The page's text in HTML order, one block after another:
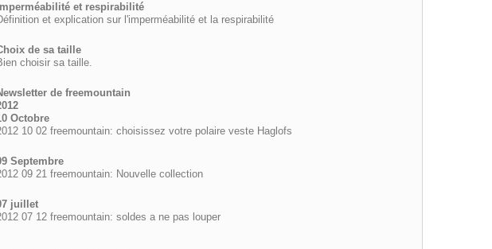
Imperméabilité et respirabilité
et explication sur l'imperméabilité et la respirabilité
de sa taille
choisir sa taille.
de freemountain
Octobre
10 02 freemountain: choisissez votre polaire veste Haglofs
Septembre
09 21 freemountain: Nouvelle collection
juillet
07 12 freemountain: soldes a ne pas louper